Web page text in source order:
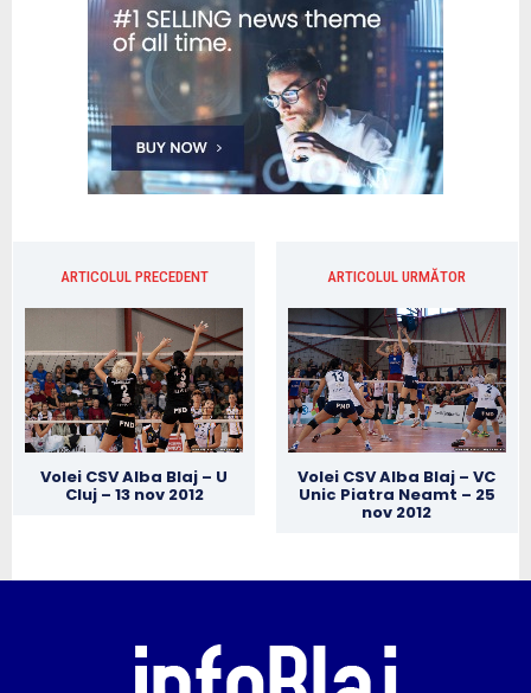
ARTICOLUL PRECEDENT
Volei CSV Alba Blaj – U
Cluj – 13 nov 2012
ARTICOLUL URMĂTOR
Volei CSV Alba Blaj – VC
Unic Piatra Neamt – 25
nov 2012